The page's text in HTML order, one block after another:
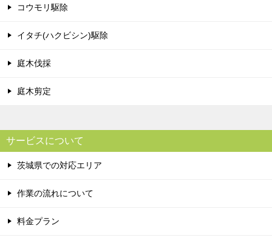
コウモリ駆除
イタチ(ハクビシン)駆除
庭木伐採
庭木剪定
サービスについて
茨城県での対応エリア
作業の流れについて
料金プラン